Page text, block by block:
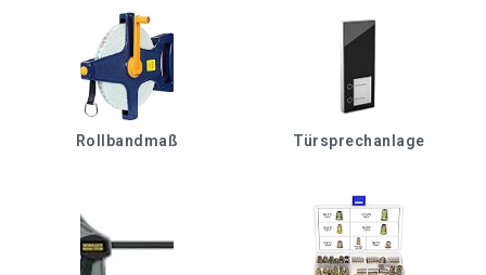
Rollbandmaß Türsprechanlage